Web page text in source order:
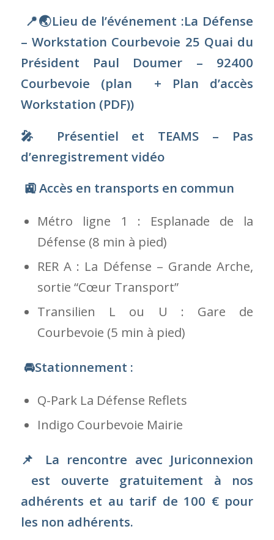
🚉Accès en transports en commun
Métro ligne 1 : Esplanade de la
RER A : La Défense – Grande Arche,
Transilien L ou U : Gare de
Courbevoie (5 min à pied)
🚘Stationnement :
Q-Park La Défense Reflets
📌 La rencontre avec Juriconnexion
est ouverte gratuitement à nos
adhérents et au tarif de 100 € pour
cliquez ci-après :
https://docs.google.com/forms/d/e/
usp=header